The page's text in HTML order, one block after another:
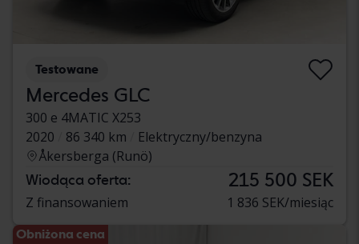
Testowane
Mercedes GLC
300 e 4MATIC X253
2020
86 340 km
Elektryczny/benzyna
Åkersberga (Runö)
Wiodąca oferta: 215 500 SEK
Z finansowaniem 1 836 SEK/miesiąc
Obniżona cena